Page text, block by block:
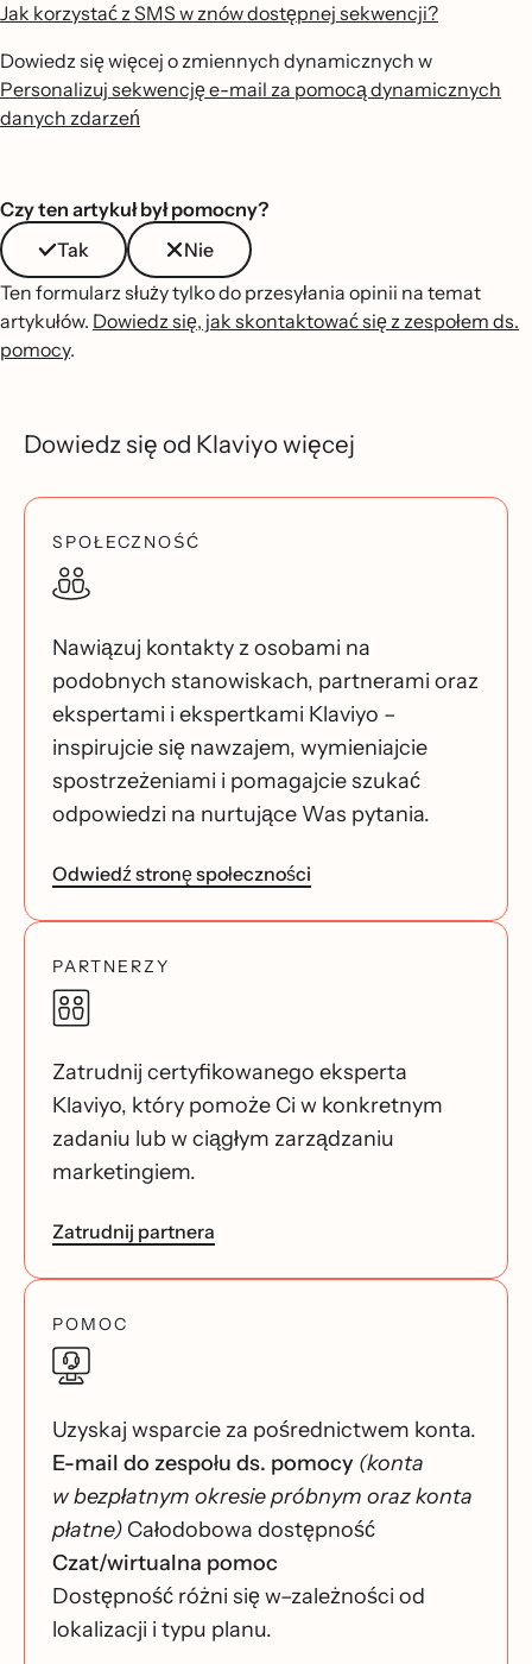
Jak korzystać z SMS w znów dostępnej sekwencji?
Dowiedz się więcej o zmiennych dynamicznych w
Personalizuj sekwencję e-mail za pomocą dynamicznych
danych zdarzeń
Czy ten artykuł był pomocny?
Tak
Nie
Ten formularz służy tylko do przesyłania opinii na temat
artykułów. Dowiedz się, jak skontaktować się z zespołem ds.
pomocy.
Dowiedz się od Klaviyo więcej
SPOŁECZNOŚĆ
Nawiązuj kontakty z osobami na
podobnych stanowiskach, partnerami oraz
ekspertami i ekspertkami Klaviyo –
inspirujcie się nawzajem, wymieniajcie
spostrzeżeniami i pomagajcie szukać
odpowiedzi na nurtujące Was pytania.
Odwiedź stronę społeczności
PARTNERZY
Zatrudnij certyfikowanego eksperta
Klaviyo, który pomoże Ci w konkretnym
zadaniu lub w ciągłym zarządzaniu
marketingiem.
Zatrudnij partnera
POMOC
Uzyskaj wsparcie za pośrednictwem konta.
E-mail do zespołu ds. pomocy (konta
w bezpłatnym okresie próbnym oraz konta
płatne) Całodobowa dostępność
Czat/wirtualna pomoc
Dostępność różni się w–zależności od
lokalizacji i typu planu.